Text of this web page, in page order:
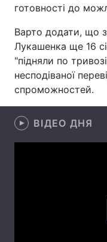
Здоров'я
Цікавинки
Екологія
Лонгріди
готовності до
Варто додати, що
Лукашенка ще 16
"підняли по
несподіваної
спроможностей.
ВІДЕО ДНЯ